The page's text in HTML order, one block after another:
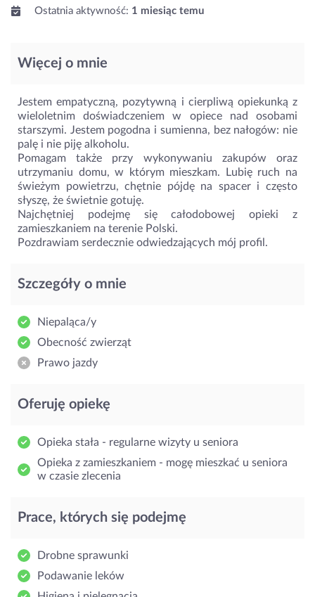
Ostatnia aktywność: 1 miesiąc temu
Więcej o mnie
Jestem empatyczną, pozytywną i cierpliwą opiekunką z
wieloletnim doświadczeniem w opiece nad osobami
starszymi. Jestem pogodna i sumienna, bez nałogów: nie
palę i nie piję alkoholu.
Pomagam także przy wykonywaniu zakupów oraz
utrzymaniu domu, w którym mieszkam. Lubię ruch na
świeżym powietrzu, chętnie pójdę na spacer i często
słyszę, że świetnie gotuję.
Najchętniej podejmę się całodobowej opieki z
zamieszkaniem na terenie Polski.
Pozdrawiam serdecznie odwiedzających mój profil.
Szczegóły o mnie
Niepaląca/y
Obecność zwierząt
Prawo jazdy
Oferuję opiekę
Opieka stała - regularne wizyty u seniora
Opieka z zamieszkaniem - mogę mieszkać u seniora
w czasie zlecenia
Prace, których się podejmę
Drobne sprawunki
Podawanie leków